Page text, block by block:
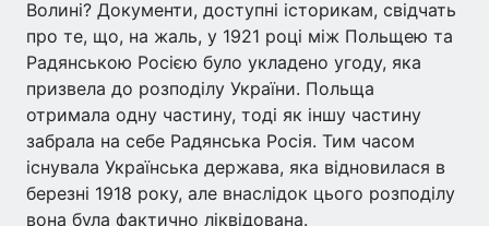
Волині? Документи, доступні історикам, свідчать
про те, що, на жаль, у 1921 році між Польщею та
Радянською Росією було укладено угоду, яка
призвела до розподілу України. Польща
отримала одну частину, тоді як іншу частину
забрала на себе Радянська Росія. Тим часом
існувала Українська держава, яка відновилася в
березні 1918 року, але внаслідок цього розподілу
вона була фактично ліквідована.